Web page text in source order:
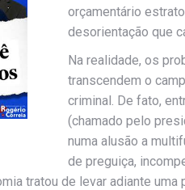
orçamentário
desorientação que
Na realidade, os
transcendem o
criminal. De fato,
(chamado pelo
numa alusão a
de preguiça,
tratou de levar adiante uma